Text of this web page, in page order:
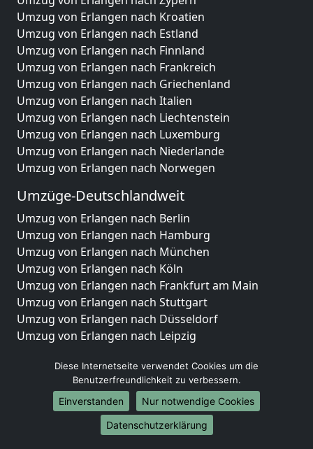
Umzug von Erlangen nach Kroatien
Umzug von Erlangen nach Estland
Umzug von Erlangen nach Finnland
Umzug von Erlangen nach Frankreich
Umzug von Erlangen nach Griechenland
Umzug von Erlangen nach Italien
Umzug von Erlangen nach Liechtenstein
Umzug von Erlangen nach Luxemburg
Umzug von Erlangen nach Niederlande
Umzug von Erlangen nach Norwegen
Umzüge-Deutschlandweit
Umzug von Erlangen nach Berlin
Umzug von Erlangen nach Hamburg
Umzug von Erlangen nach München
Umzug von Erlangen nach Köln
Umzug von Erlangen nach Frankfurt am Main
Umzug von Erlangen nach Stuttgart
Umzug von Erlangen nach Düsseldorf
Umzug von Erlangen nach Leipzig
Umzug von Erlangen nach Essen
Umzug von Erlangen nach Bremen
Umzug von Erlangen nach Dresden
Umzug von Erlangen nach Hannover
Umzug von Erlangen nach Nürnberg
Diese Internetseite verwendet Cookies um die
Benutzerfreundlichkeit zu verbessern.
Einverstanden
Nur notwendige Cookies
Datenschutzerklärung